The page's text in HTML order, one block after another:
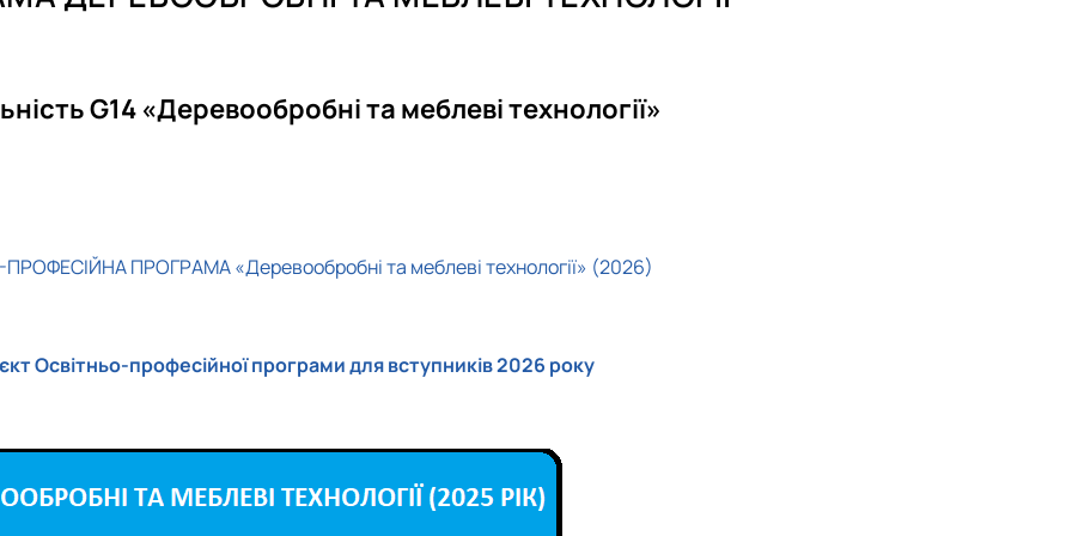
науковий гурток "Маляр'ОК"
(доктор філософії)
G14 «Деревообробні та меблеві технології»
ПРОГРАМА «Деревообробні та меблеві технології» (2026)
Освітньо-професійної програми для вступників 2026 року